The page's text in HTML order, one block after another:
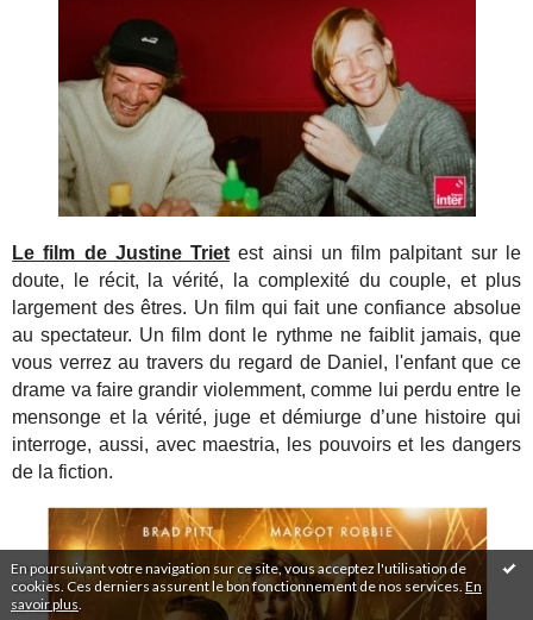
En poursuivant votre navigation sur ce site, vous acceptez l'utilisation de
cookies. Ces derniers assurent le bon fonctionnement de nos services. En
savoir plus.
Le film de Justine Triet est ainsi un film palpitant sur le
doute, le récit, la vérité, la complexité du couple, et plus
largement des êtres. Un film qui fait une confiance absolue
au spectateur. Un film dont le rythme ne faiblit jamais, que
vous verrez au travers du regard de Daniel, l'enfant que ce
drame va faire grandir violemment, comme lui perdu entre le
mensonge et la vérité, juge et démiurge d’une histoire qui
interroge, aussi, avec maestria, les pouvoirs et les dangers
de la fiction.